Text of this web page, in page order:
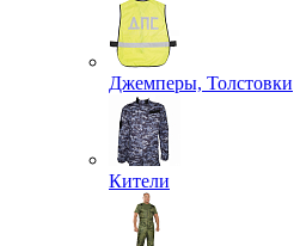
Джемперы, Толстовки
Кители